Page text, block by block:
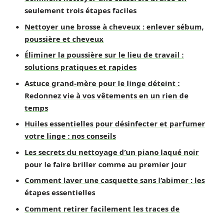
seulement trois étapes faciles
Nettoyer une brosse à cheveux : enlever sébum,
poussière et cheveux
Éliminer la poussière sur le lieu de travail :
solutions pratiques et rapides
Astuce grand-mère pour le linge déteint :
Redonnez vie à vos vêtements en un rien de
temps
Huiles essentielles pour désinfecter et parfumer
votre linge : nos conseils
Les secrets du nettoyage d’un piano laqué noir
pour le faire briller comme au premier jour
Comment laver une casquette sans l’abimer : les
étapes essentielles
Comment retirer facilement les traces de